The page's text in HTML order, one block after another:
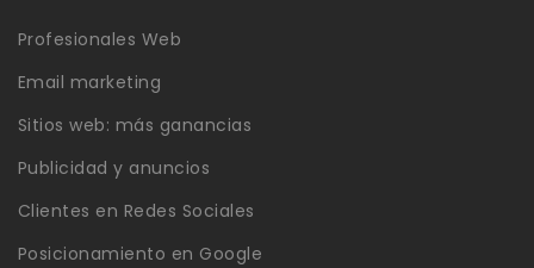
Profesionales Web
Email marketing
Sitios web: más ganancias
Publicidad y anuncios
Clientes en Redes Sociales
Posicionamiento en Google